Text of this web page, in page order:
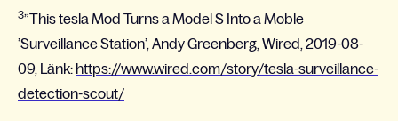
3”This tesla Mod Turns a Model S Into a Moble
’Surveillance Station’, Andy Greenberg, Wired, 2019-08-
09, Länk: https://www.wired.com/story/tesla-surveillance-
detection-scout/